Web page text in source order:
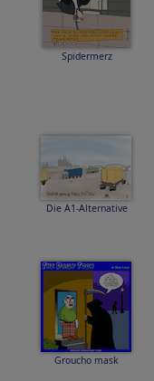
Spidermerz
Die A1-Alternative
Groucho mask